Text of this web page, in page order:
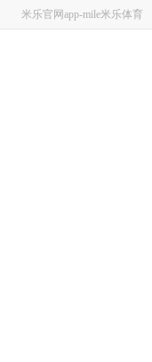
米乐官网app-mile米乐体育